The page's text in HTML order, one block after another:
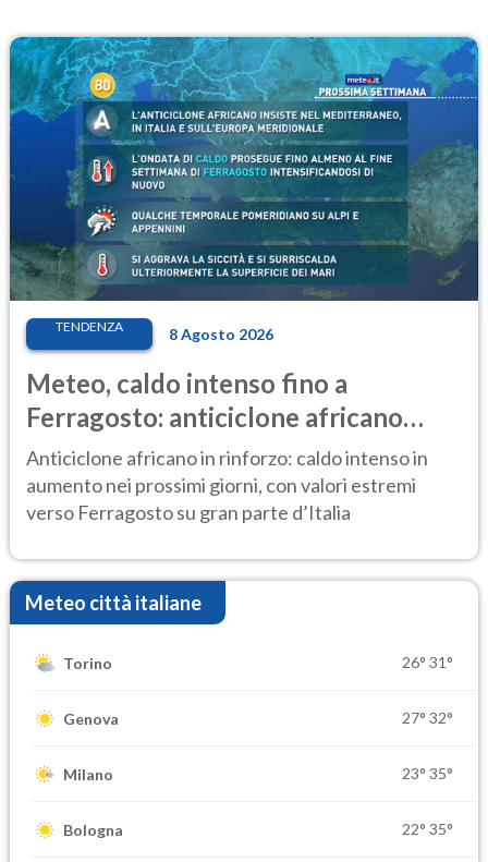
TENDENZA 8 Agosto 2026
Meteo, caldo intenso fino a
Ferragosto: anticiclone africano
ancora protagonista
Anticiclone africano in rinforzo: caldo intenso in
aumento nei prossimi giorni, con valori estremi
verso Ferragosto su gran parte d’Italia
Meteo città italiane
Torino 26° 31°
Genova 27° 32°
Milano 23° 35°
Bologna 22° 35°